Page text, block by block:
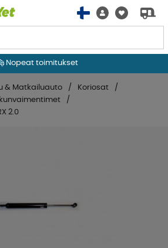
Nopeat toimitukset
& Matkailuauto
Koriosat
2.0